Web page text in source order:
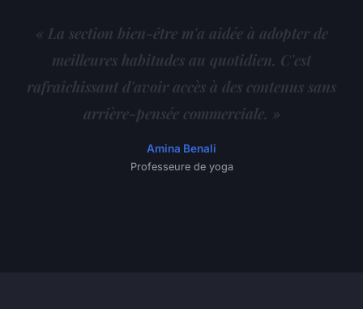
« La section bien-être m'a aidée à adopter de
meilleures habitudes au quotidien. C'est
rafraîchissant d'avoir accès à des contenus sans
arrière-pensée commerciale. »
Amina Benali
Professeure de yoga